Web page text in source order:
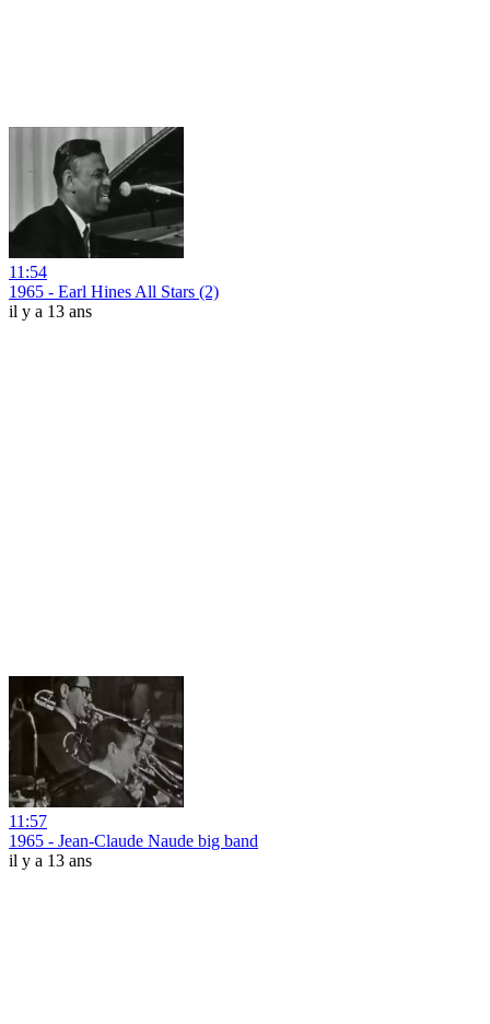
11:54
1965 - Earl Hines All Stars (2)
il y a 13 ans
11:57
1965 - Jean-Claude Naude big band
il y a 13 ans